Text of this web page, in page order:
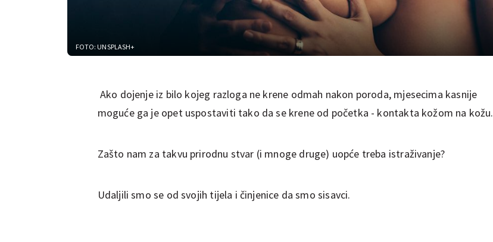
FOTO: UNSPLASH+
Ako dojenje iz bilo kojeg razloga ne krene odmah nakon poroda, mjesecima kasnije
moguće ga je opet uspostaviti tako da se krene od početka - kontakta kožom na kožu.
Zašto nam za takvu prirodnu stvar (i mnoge druge) uopće treba istraživanje?
Udaljili smo se od svojih tijela i činjenice da smo sisavci.